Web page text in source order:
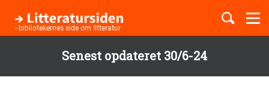
Senest opdateret 30/6-24
- bibliotekernes side om litteratur
Børnebøger